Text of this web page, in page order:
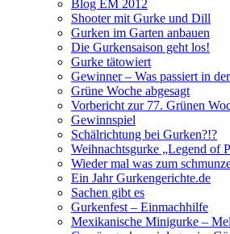
Blog EM 2012
Shooter mit Gurke und Dill
Gurken im Garten anbauen
Die Gurkensaison geht los!
Gurke tätowiert
Gewinner – Was passiert in
Grüne Woche abgesagt
Vorbericht zur 77. Grünen
Gewinnspiel
Schälrichtung bei Gurken?!?
Weihnachtsgurke „Legend of
Wieder mal was zum
Ein Jahr Gurkengerichte.de
Sachen gibt es
Gurkenfest – Einmachhilfe
Mexikanische Minigurke –